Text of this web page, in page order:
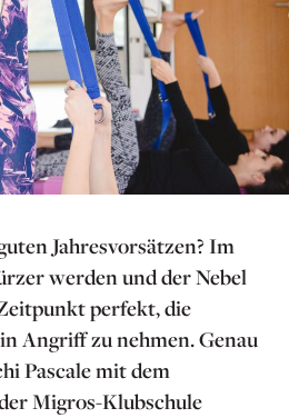
Jahresvorsätzen? Im
werden und der Nebel
perfekt, die
Angriff zu nehmen. Genau
Pascale mit dem
Migros-Klubschule